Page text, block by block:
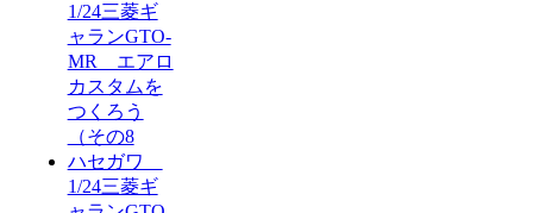
1/24三菱ギ
ャランGTO-
MR エアロ
カスタムを
つくろう
（その8
ハセガワ
1/24三菱ギ